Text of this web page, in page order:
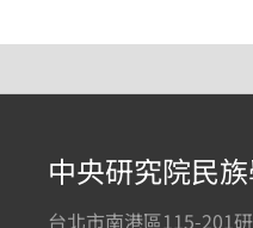
中央研究院民
台北市南港區115-201